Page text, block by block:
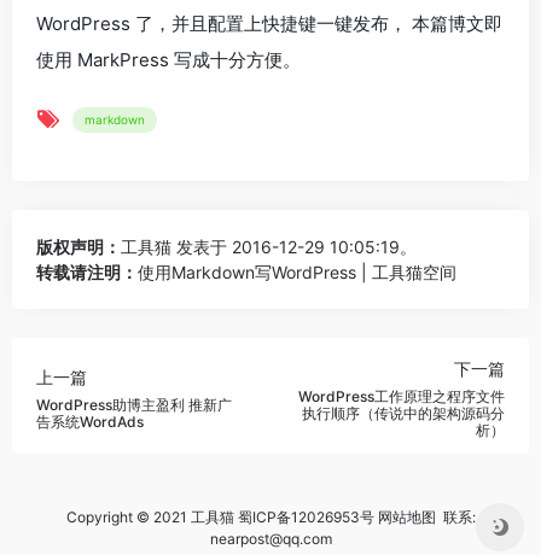
WordPress 了，并且配置上快捷键一键发布， 本篇博文即
使用 MarkPress 写成十分方便。
markdown
版权声明： 工具猫 发表于 2016-12-29 10:05:19。
转载请注明： 使用Markdown写WordPress | 工具猫空间
上一篇
WordPress助博主盈利 推新广
告系统WordAds
下一篇
WordPress工作原理之程序文件
执行顺序（传说中的架构源码分
析）
Copyright © 2021 工具猫 蜀ICP备12026953号 网站地图 联系:
nearpost@qq.com